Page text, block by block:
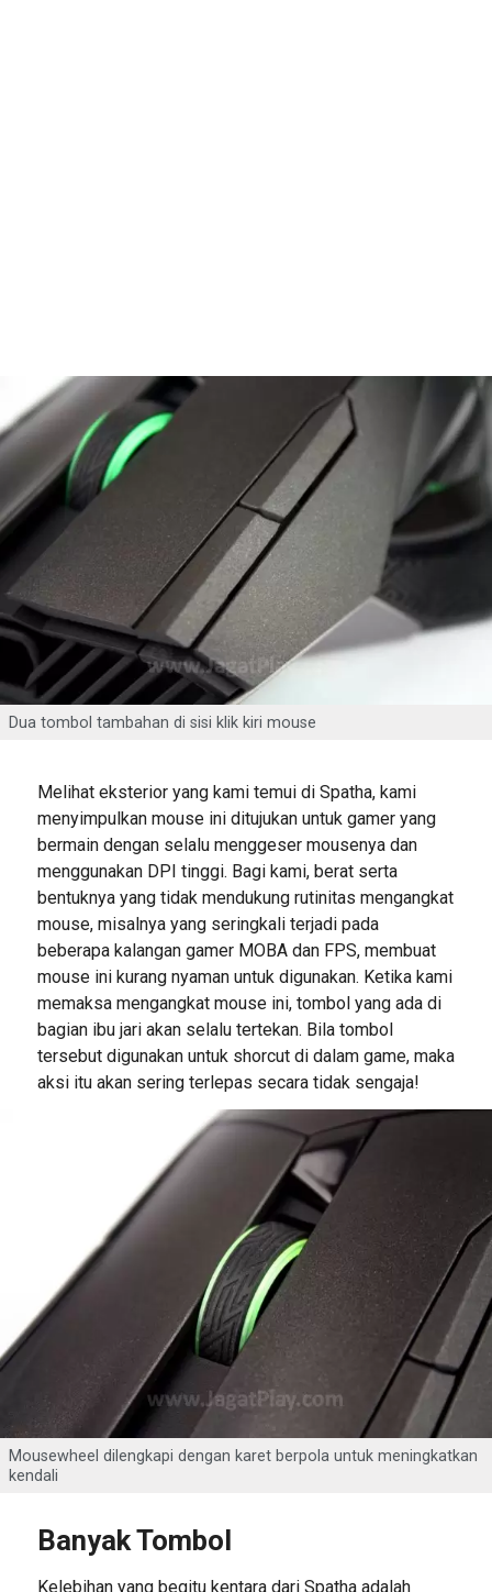
Dua tombol tambahan di sisi klik kiri mouse
Melihat eksterior yang kami temui di Spatha, kami
menyimpulkan mouse ini ditujukan untuk gamer yang
bermain dengan selalu menggeser mousenya dan
menggunakan DPI tinggi. Bagi kami, berat serta
bentuknya yang tidak mendukung rutinitas mengangkat
mouse, misalnya yang seringkali terjadi pada
beberapa kalangan gamer MOBA dan FPS, membuat
mouse ini kurang nyaman untuk digunakan. Ketika kami
memaksa mengangkat mouse ini, tombol yang ada di
bagian ibu jari akan selalu tertekan. Bila tombol
tersebut digunakan untuk shorcut di dalam game, maka
aksi itu akan sering terlepas secara tidak sengaja!
Mousewheel dilengkapi dengan karet berpola untuk meningkatkan
kendali
Banyak Tombol
Kelebihan yang begitu kentara dari Spatha adalah